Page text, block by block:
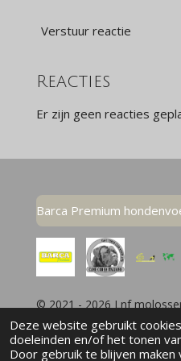
Deze website gebruikt
doeleinden en/of het tonen
Door gebruik te blijven maken
Verstuur reactie
Reacties
Er zijn geen reacties
Barca Premium
© 2021 - 2026 Lnf